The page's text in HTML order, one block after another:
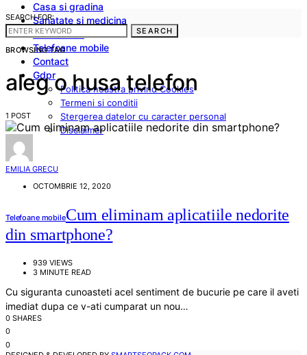
Casa si gradina
Sanatate si medicina
Cum sa fac
Telefoane mobile
Contact
Gdpr
Politica noastra privind Cookies
Termeni si conditii
Stergerea datelor cu caracter personal
Disclaimer
SEARCH FOR:
SEARCH
BROWSING TAG
aleg o husa telefon
1 POST
EMILIA GRECU
OCTOMBRIE 12, 2020
Telefoane mobileCum eliminam aplicatiile nedorite
din smartphone?
939 VIEWS
3 MINUTE READ
Cu siguranta cunoasteti acel sentiment de bucurie pe care il aveti
imediat dupa ce v-ati cumparat un nou…
0 SHARES
0
0